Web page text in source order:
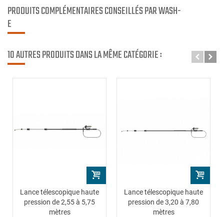
PRODUITS COMPLÉMENTAIRES CONSEILLÉS PAR WASH-
E
10 AUTRES PRODUITS DANS LA MÊME CATÉGORIE :
Lance télescopique haute
pression de 2,55 à 5,75
mètres
Lance télescopique haute
pression de 3,20 à 7,80
mètres